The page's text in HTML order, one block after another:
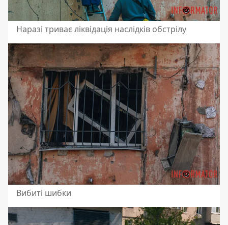
Наразі триває ліквідація наслідків обстрілу
Вибиті шибки